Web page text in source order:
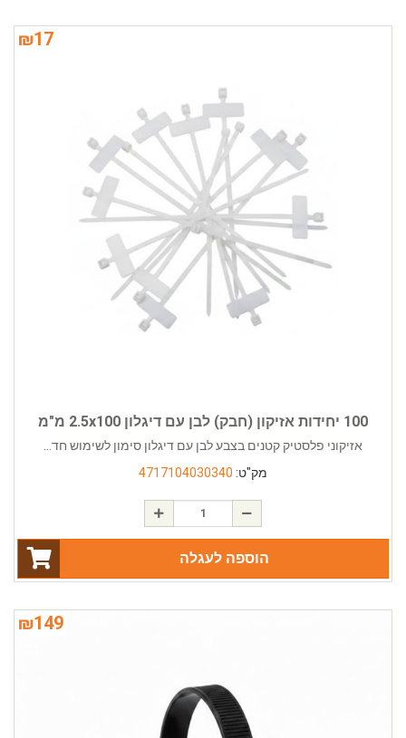
₪17
100 יחידות אזיקון (חבק) לבן עם דיגלון 2.5x100 מ"מ
אזיקוני פלסטיק קטנים בצבע לבן עם דיגלון סימון לשימוש חד...
מק"ט: 4717104030340
הוספה לעגלה
₪149